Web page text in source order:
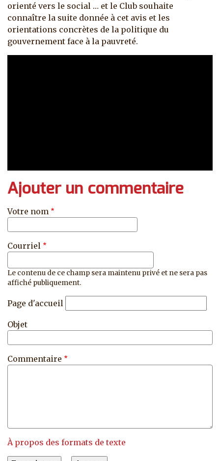
orienté vers le social … et le Club souhaite
connaître la suite donnée à cet avis et les
orientations concrètes de la politique du
gouvernement face à la pauvreté.
Ajouter un commentaire
Votre nom
Courriel
Le contenu de ce champ sera maintenu privé et ne sera pas
affiché publiquement.
Page d'accueil
Objet
Commentaire
À propos des formats de texte